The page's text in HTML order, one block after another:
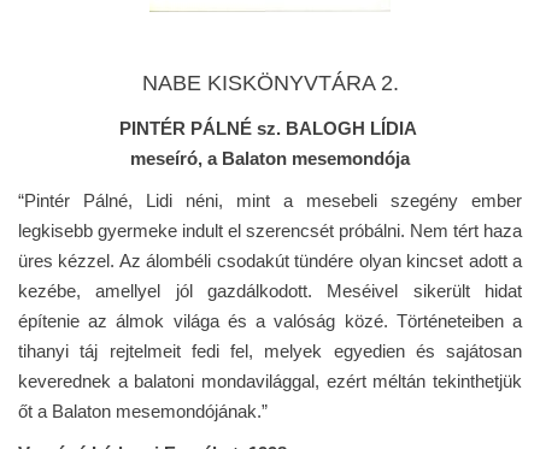
NABE KISKÖNYVTÁRA 2.
PINTÉR PÁLNÉ sz. BALOGH LÍDIA
meseíró, a Balaton mesemondója
“Pintér Pálné, Lidi néni, mint a mesebeli szegény ember
legkisebb gyermeke indult el szerencsét próbálni. Nem tért haza
üres kézzel. Az álombéli csodakút tündére olyan kincset adott a
kezébe, amellyel jól gazdálkodott. Meséivel sikerült hidat
építenie az álmok világa és a valóság közé. Történeteiben a
tihanyi táj rejtelmeit fedi fel, melyek egyedien és sajátosan
keverednek a balatoni mondavilággal, ezért méltán tekinthetjük
őt a Balaton mesemondójának.”